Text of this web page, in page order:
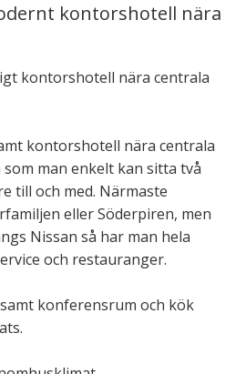
kontorshotell nära
kontorshotell nära centrala
kontorshotell nära centrala
man enkelt kan sitta två
till och med. Närmaste
eller Söderpiren, men
Nissan så har man hela
och restauranger.
konferensrum och kök